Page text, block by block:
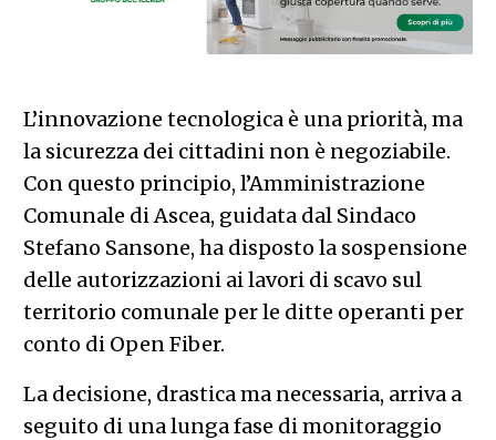
L’innovazione tecnologica è una priorità, ma
la sicurezza dei cittadini non è negoziabile.
Con questo principio, l’Amministrazione
Comunale di Ascea, guidata dal Sindaco
Stefano Sansone, ha disposto la sospensione
delle autorizzazioni ai lavori di scavo sul
territorio comunale per le ditte operanti per
conto di Open Fiber.
La decisione, drastica ma necessaria, arriva a
seguito di una lunga fase di monitoraggio